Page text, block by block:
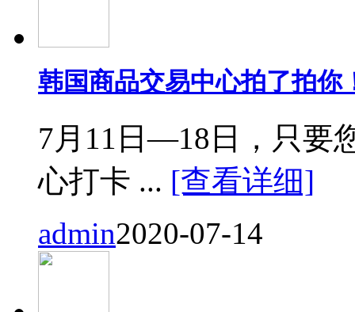
韩国商品交易中心拍了拍你
7月11日—18日，只要
心打卡 ... [查看详细]
admin2020-07-14